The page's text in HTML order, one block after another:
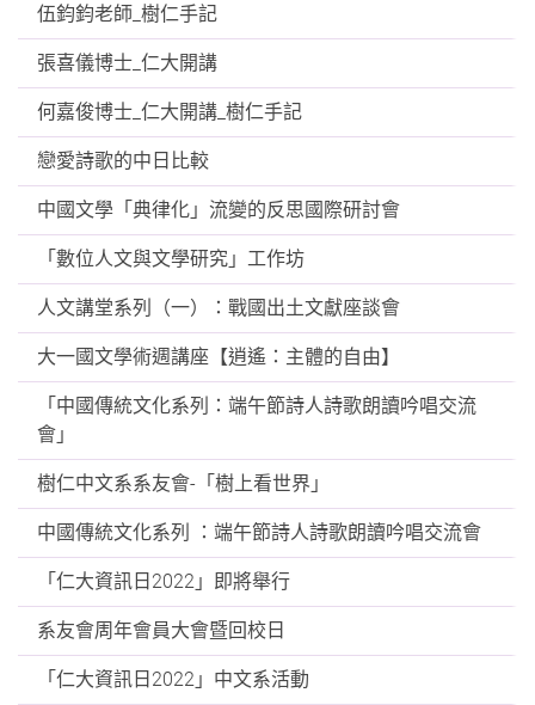
伍鈞鈞老師_樹仁手記
張喜儀博士_仁大開講
何嘉俊博士_仁大開講_樹仁手記
戀愛詩歌的中日比較
中國文學「典律化」流變的反思國際研討會
「數位人文與文學研究」工作坊
人文講堂系列（一）：戰國出土文獻座談會
大一國文學術週講座【逍遙：主體的自由】
「中國傳統文化系列：端午節詩人詩歌朗讀吟唱交流
會」
樹仁中文系系友會-「樹上看世界」
中國傳統文化系列 ：端午節詩人詩歌朗讀吟唱交流會
「仁大資訊日2022」即將舉行
系友會周年會員大會暨回校日
「仁大資訊日2022」中文系活動